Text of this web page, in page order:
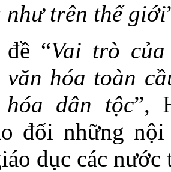
như trên thế giới
“Vai trò
văn hóa toàn
dân tộc”,
đổi những
dục các